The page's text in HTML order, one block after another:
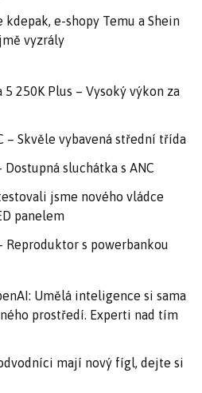
kdepak, e-shopy Temu a Shein
vyzrály
250K Plus – Vysoký výkon za
– Skvěle vybavená střední třída
Dostupná sluchátka s ANC
jsme nového vládce
panelem
Reproduktor s powerbankou
Umělá inteligence si sama
prostředí. Experti nad tím
mají nový fígl, dejte si